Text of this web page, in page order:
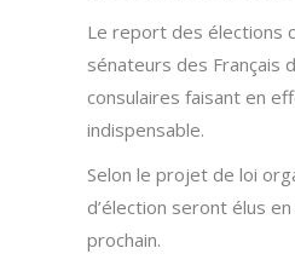
Le report des élections
sénateurs des Français
consulaires faisant en
indispensable.
Selon le projet de loi
d’élection seront élus
prochain.